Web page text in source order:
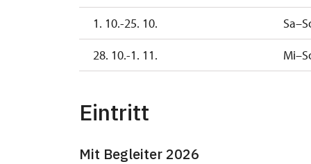
1. 10.-25. 10.
28. 10.-1. 11.
Eintritt
Mit Begleiter 2026